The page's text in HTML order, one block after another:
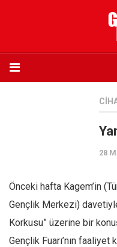
Eksik sayıların temini
Sosyal Medya
28
Önceki hafta Kagem’in
Gençlik Merkezi) davetiyle
Korkusu” üzerine bir
Gençlik Fuarı’nın